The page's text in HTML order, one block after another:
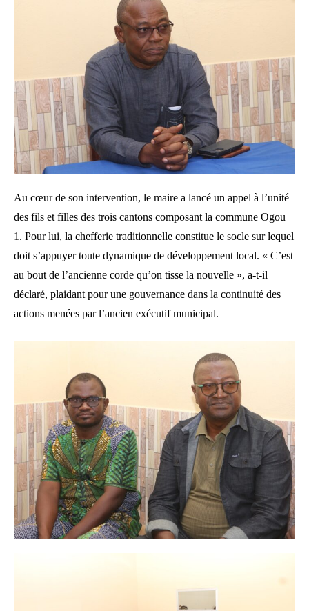
Au cœur de son intervention, le maire a lancé un appel à l’unité
des fils et filles des trois cantons composant la commune Ogou
1. Pour lui, la chefferie traditionnelle constitue le socle sur lequel
doit s’appuyer toute dynamique de développement local. « C’est
au bout de l’ancienne corde qu’on tisse la nouvelle », a-t-il
déclaré, plaidant pour une gouvernance dans la continuité des
actions menées par l’ancien exécutif municipal.